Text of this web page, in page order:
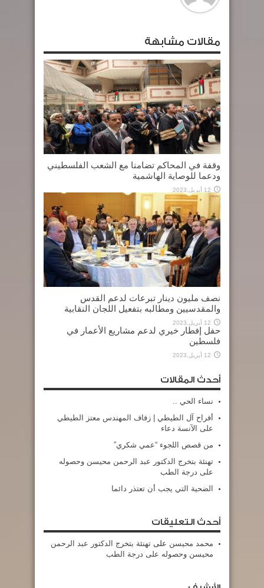
مقالات مشابهة
وقفة في المحاكم تضامنا مع الشعب الفلسطيني
ودعما للوصاية الهاشمية
12 أبريل,2023
نصف مليون دينار تبرعات لدعم القدس
والمقدسيين ومطالبه بتفعيل اللجان النقابية
12 أبريل,2023
حفل إفطار خيري لدعم مشاريع الأعمار في
فلسطين
12 أبريل,2023
أحدث المقالات
نساء الحي ..
أفراح آل الطيطي | زفاف المهندس معتز الطيطي
على الآنسة دعاء
من قصص اللجوء “عمي شكري”
تهنئة بتخرج الدكتور عبد الرحمن محيسن وحصوله
على درجة الطب
الضحية التي يجب أن تعتذر دائما
أحدث التعليقات
محمد محيسن على تهنئة بتخرج الدكتور عبد الرحمن
محيسن وحصوله على درجة الطب